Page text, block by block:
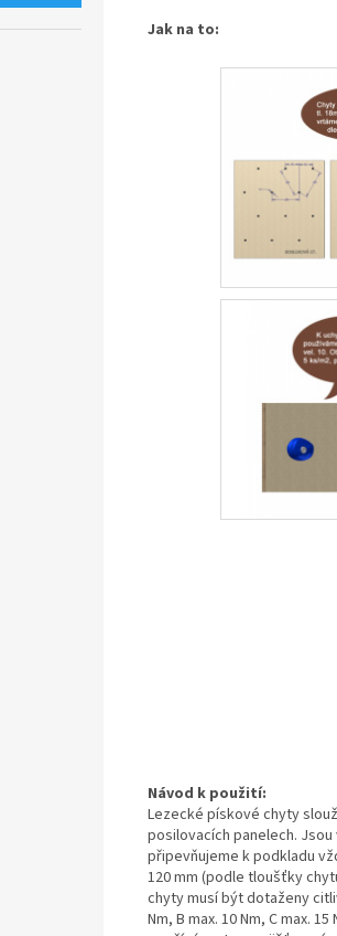
Jak na to:
Návod k použití:
Lezecké pískové chyty
posilovacích panelech.
připevňujeme k podkladu
120 mm (podle tloušťky
chyty musí být dotaženy
Nm, B max. 10 Nm, C max.